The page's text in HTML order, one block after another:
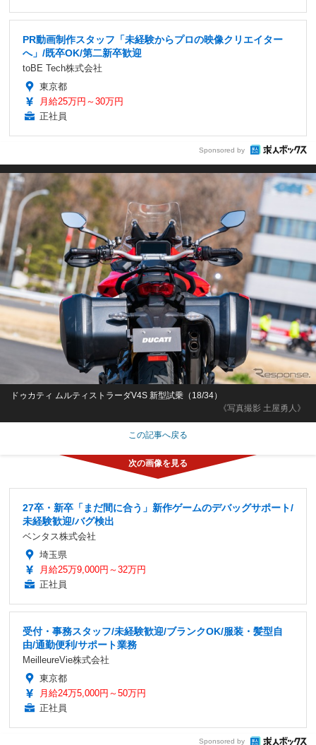
PR動画制作スタッフ「未経験からプロの映像クリエイター
へ」/既卒OK/第二新卒歓迎
toBE Tech株式会社
東京都
月給25万円～30万円
正社員
Sponsored by
《写真撮影 土屋勇人》
ドゥカティ ムルティストラーダV4S 新型試乗（18/34）
この記事へ戻る
27卒・新卒「まだ間に合う」新作ゲームのデバッグサポート/
未経験歓迎/バグ検出
ベンタス株式会社
埼玉県
月給25万9,000円～32万円
正社員
受付・事務スタッフ/未経験歓迎/ブランクOK/服装・髪型自
由/通勤便利/サポート業務
MeilleureVie株式会社
東京都
月給24万5,000円～50万円
正社員
Sponsored by